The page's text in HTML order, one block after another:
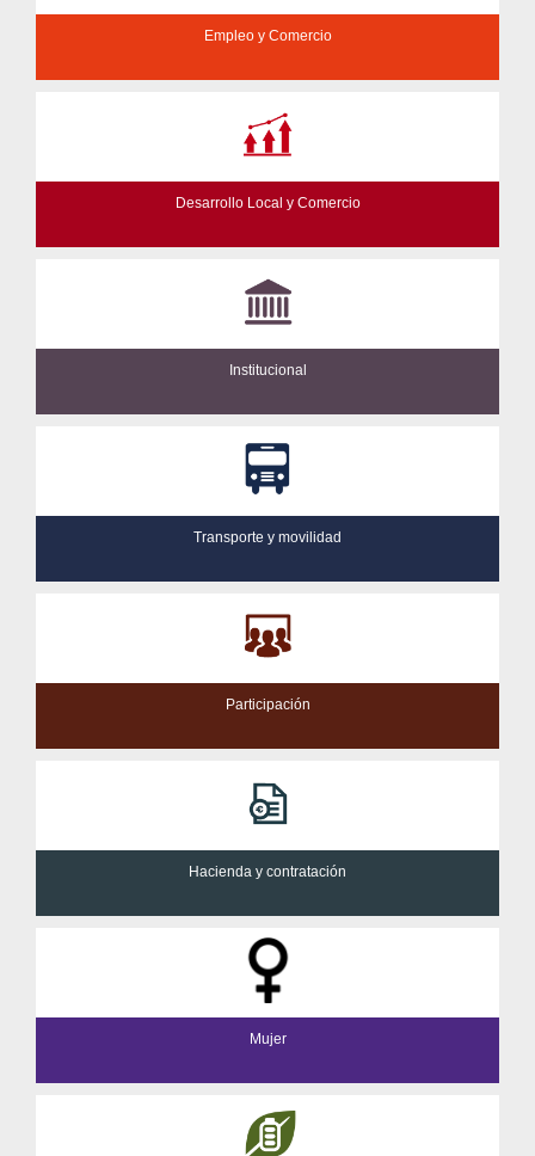
Empleo y Comercio
Desarrollo Local y Comercio
Institucional
Transporte y movilidad
Participación
Hacienda y contratación
Mujer